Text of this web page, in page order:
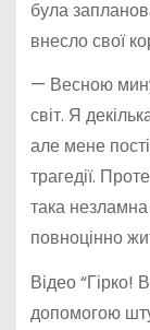
була
внесло свої
— Весною
світ. Я
але мене
трагедії.
така незламна
повноцінно
Відео “Гірко!
допомогою